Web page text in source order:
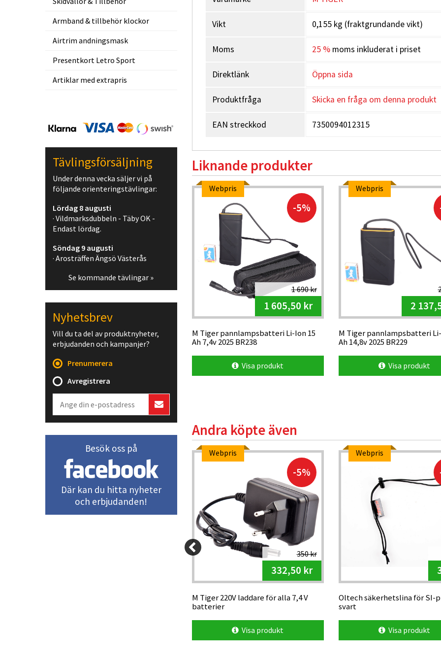
Armband & tillbehör klockor
Airtrim andningsmask
Presentkort Letro Sport
Artiklar med extrapris
Vikt 0,155 kg (fraktgrundande vikt)
Moms 25 %moms inkluderat i priset
Direktlänk Öppna sida
Produktfråga Skicka en fråga om denna produkt
EAN streckkod 7350094012315
Liknande produkter
Webpris
-5%
1 690 kr
1 605,50 kr
M Tiger pannlampsbatteri Li-Ion 15
Ah 7,4v 2025 BR238
Visa produkt
Webpris
2
M Tiger pannlampsbatteri
Ah 14,8v 2025 BR229
Visa produkt
Andra köpte även
Webpris
-5%
350 kr
332,50 kr
M Tiger 220V laddare för alla 7,4 V
batterier
Visa produkt
Webpris
Oltech säkerhetslina för SI-
svart
Visa produkt
Tävlingsförsäljning
Under denna vecka säljer vi på
följande orienteringstävlingar:
Lördag 8 augusti
· Vildmarksdubbeln - Täby OK -
Endast lördag.
Söndag 9 augusti
· Arosträffen Ängsö Västerås
Se kommande tävlingar »
Nyhetsbrev
Vill du ta del av produktnyheter,
erbjudanden och kampanjer?
Prenumerera
Avregistrera
Besök oss på
Där kan du hitta nyheter
och erbjudanden!